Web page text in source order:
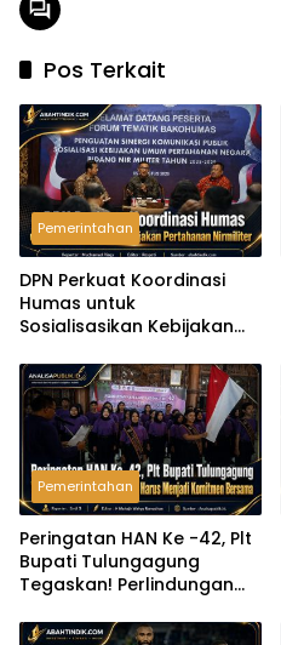
Pos Terkait
Pemerintahan
DPN Perkuat Koordinasi
Humas untuk
Sosialisasikan Kebijakan
Pemerintahan
Peringatan HAN Ke -42, Plt
Bupati Tulungagung
Tegaskan! Perlindungan
Komitmen Bersama